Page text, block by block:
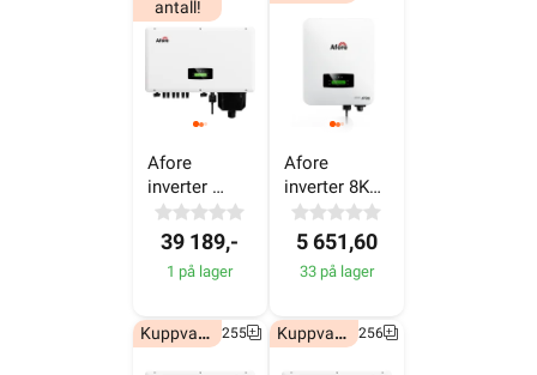
Afore
inverter
39 189,-
1 på lager
Afore
inverter 8KW
5 651,60
33 på lager
Kuppvare!
6607255 Kuppvare!
6607256